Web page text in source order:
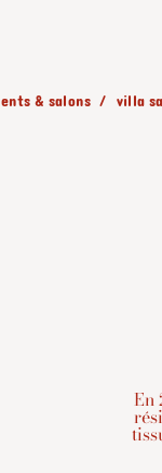
& salons villa
En